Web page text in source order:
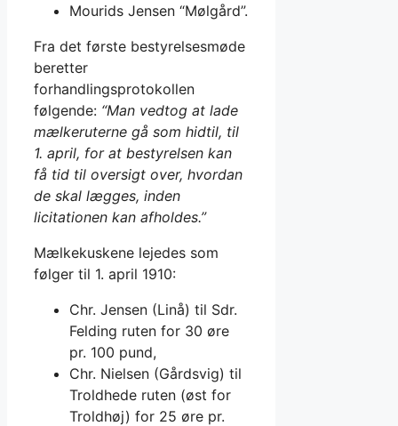
Mourids Jensen “Mølgård”.
Fra det første bestyrelsesmøde
beretter
forhandlingsprotokollen
følgende: “Man vedtog at lade
mælkeruterne gå som hidtil, til
1. april, for at bestyrelsen kan
få tid til oversigt over, hvordan
de skal lægges, inden
licitationen kan afholdes.”
Mælkekuskene lejedes som
følger til 1. april 1910:
Chr. Jensen (Linå) til Sdr.
Felding ruten for 30 øre
pr. 100 pund,
Chr. Nielsen (Gårdsvig) til
Troldhede ruten (øst for
Troldhøj) for 25 øre pr.